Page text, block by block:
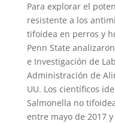
Para explorar el
resistente a los
tifoidea en perros y
Penn State
e Investigación de
Administración de
UU. Los científicos
Salmonella no
entre mayo de 2017